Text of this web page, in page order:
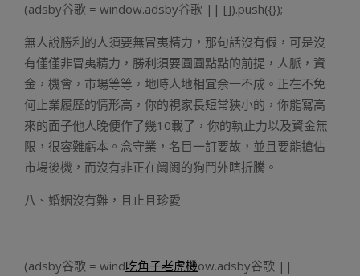
(adsby谷歌 = window.adsby谷歌 || []).push({});
無人說勝利的人須要無冒夷精力，那句話沒有假，可是沒
有僅僅非冒夷精力，勝利須要圓圓點點的前提，人脈，資
金，機會，市場等等，地時人地相宜余一不成。正在不免
何止業履歷的情形高，你的視家長短常狹小的，你能寫高
來的面子他人晚便作了幾10載了，你的執止力以及資金無
限，很容難虧本。念守業，名目一訂要故，並且要能搶佔
市場後機，而沒有非正在阛阓的狗鬥外瞎折騰。
八、婚姻沒有難，且止且珍愛
(adsby谷歌 = wind吃角子老虎機ow.adsby谷歌 ||